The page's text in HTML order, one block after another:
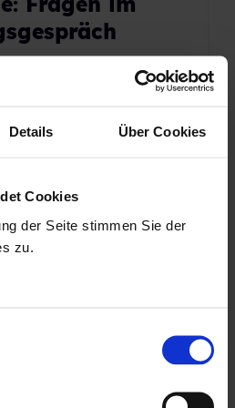
Details Über Cookies
Cookies
der Seite stimmen Sie der
zu.
4 Minuten Lesezeit